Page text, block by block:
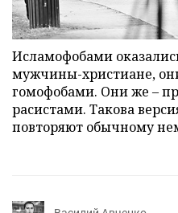
Исламофобами
мужчины-христиане,
гомофобами. Они же –
расистами. Такова
повторяют обычному